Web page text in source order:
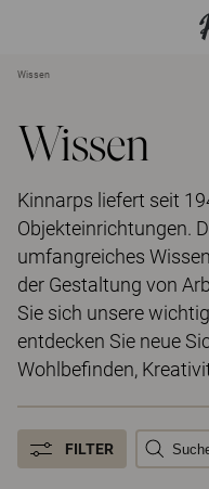
Wissen
Wissen
Kinnarps liefert seit
Objekteinrichtungen.
umfangreiches
der Gestaltung von
Sie sich unsere
entdecken Sie neue
Wohlbefinden,
FILTER